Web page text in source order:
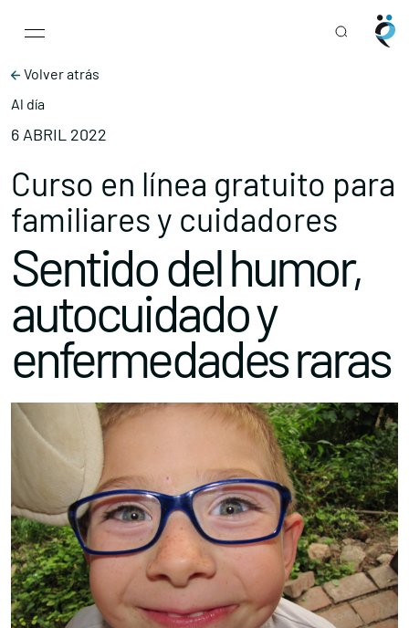
Main Navigation
Volver atrás
Al día
6 ABRIL 2022
Curso en línea gratuito para
familiares y cuidadores
Sentido del humor,
autocuidado y
enfermedades raras